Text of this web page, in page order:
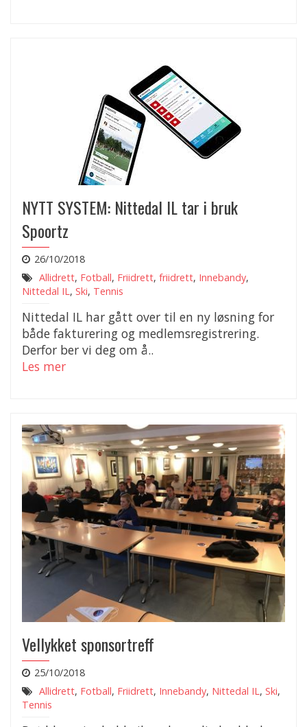
NYTT SYSTEM: Nittedal IL tar i bruk
Spoortz
26/10/2018
Allidrett, Fotball, Friidrett, friidrett, Innebandy,
Nittedal IL, Ski, Tennis
Nittedal IL har gått over til en ny løsning for
både fakturering og medlemsregistrering.
Derfor ber vi deg om å..
Les mer
Vellykket sponsortreff
25/10/2018
Allidrett, Fotball, Friidrett, Innebandy, Nittedal IL , Ski,
Tennis